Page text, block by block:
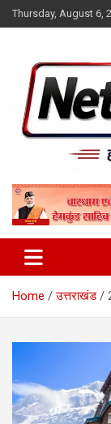
Skip
to
Thursday, August 6,
Home उत्तराखंड